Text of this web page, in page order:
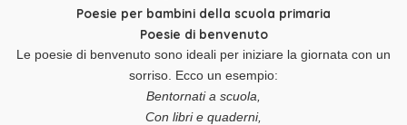
Poesie per bambini della scuola primaria
Poesie di benvenuto
Le poesie di benvenuto sono ideali per iniziare la giornata con un
sorriso. Ecco un esempio:
Bentornati a scuola,
Con libri e quaderni,